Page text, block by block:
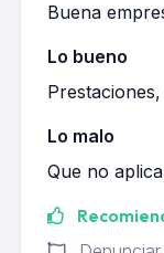
Buena
Lo bueno
Lo malo
Que no